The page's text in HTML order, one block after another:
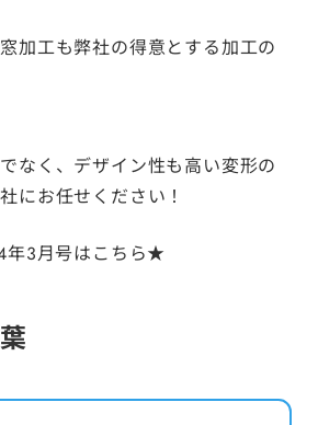
加工も弊社の得意とする加工の
なく、デザイン性も高い変形の
にお任せください！
3月号はこちら★